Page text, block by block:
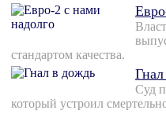
стандартом качества.
Суд
который устроил